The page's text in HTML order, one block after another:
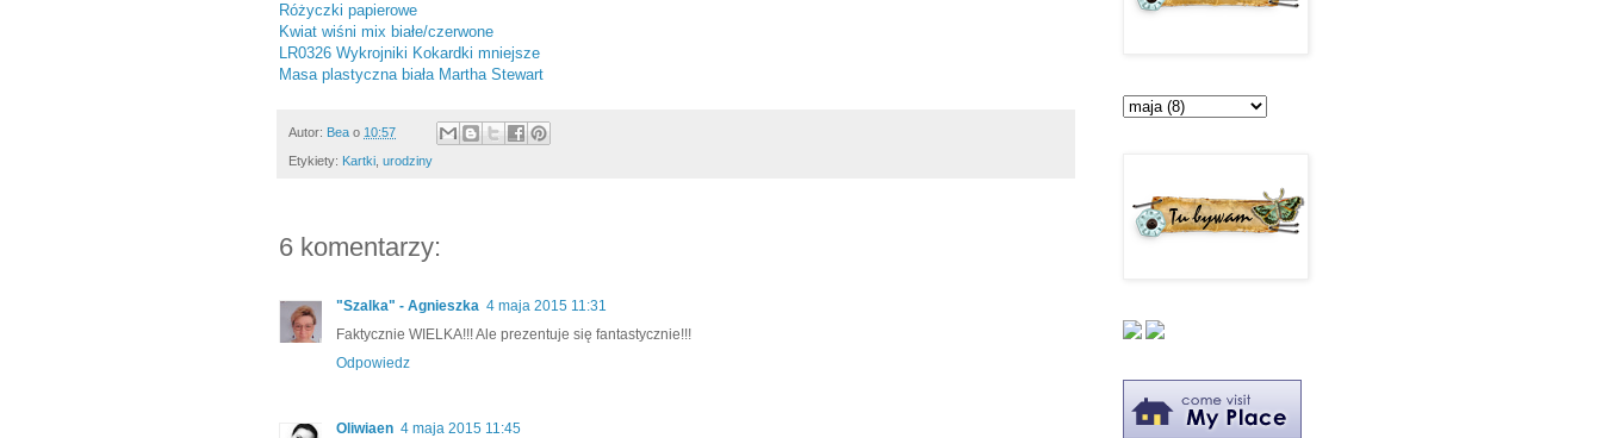
Różyczki papierowe
Kwiat wiśni mix białe/czerwone
LR0326 Wykrojniki Kokardki mniejsze
Masa plastyczna biała Martha Stewart
Autor: Bea o 10:57
Etykiety: Kartki, urodziny
6 komentarzy:
"Szalka" - Agnieszka 4 maja 2015 11:31
Faktycznie WIELKA!!! Ale prezentuje się fantastycznie!!!
Odpowiedz
Oliwiaen 4 maja 2015 11:45